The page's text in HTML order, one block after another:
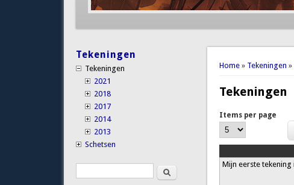
You are
Home » Tekeningen »
Tekeningen
Items per page
Mijn eerste tekening
Tekeningen
Tekeningen
2021
2018
2017
2014
2013
Schetsen
Search formSearch